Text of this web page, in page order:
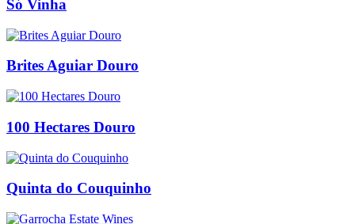
Só Vinha
Brites Aguiar Douro
100 Hectares Douro
Quinta do Couquinho